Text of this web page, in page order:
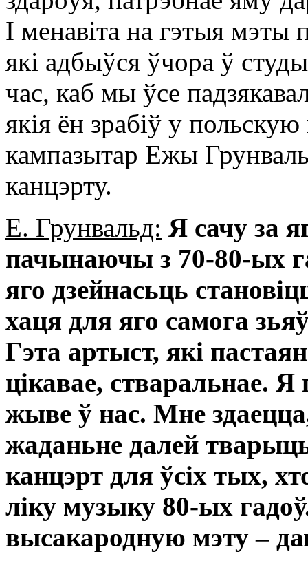
І менавіта на гэтыя мэты
які адбыўся ўчора ў
час, каб мы ўсе
якія ён зрабіў у
кампазытар Ежы
канцэрту.
Е. Грунвальд: Я сачу за
пачынаючы з 70-80-ых
яго дзейнасьць
хаця для яго самога
Гэта артыст, які
цікавае, стваральнае.
жыве ў нас. Мне
жаданьне далей
канцэрт для ўсіх тых,
ліку музыку 80-ых
высакародную мэту –